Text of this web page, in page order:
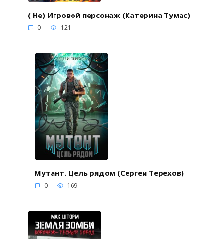
( Не) Игровой персонаж (Катерина Тумас)
0 121
Мутант. Цель рядом (Сергей Терехов)
0 169